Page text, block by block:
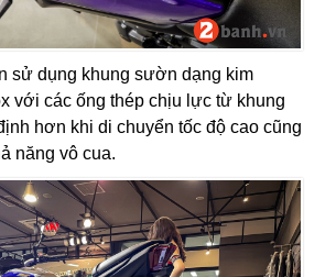
sử dụng khung sườn dạng kim
với các ống thép chịu lực từ khung
hơn khi di chuyển tốc độ cao cũng
năng vô cua.